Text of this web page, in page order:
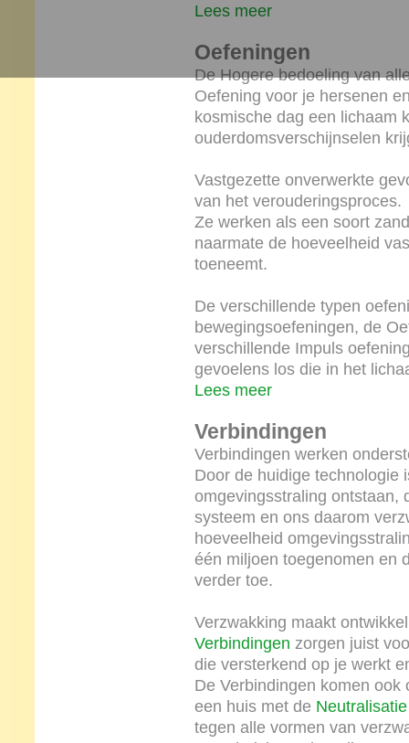
Lees meer
Oefeningen
De Hogere bedoeling van
Oefening voor je hersenen
kosmische dag een lichaam
ouderdomsverschijnselen
Vastgezette onverwerkte
van het verouderingsproces.
Ze werken als een soort
naarmate de hoeveelheid
toeneemt.
De verschillende typen
bewegingsoefeningen, de
verschillende Impuls
gevoelens los die in het
Lees meer
Verbindingen
Verbindingen werken
Door de huidige technologie
omgevingsstraling ontstaan,
systeem en ons daarom
hoeveelheid
één miljoen toegenomen en
verder toe.
Verzwakking maakt
Verbindingen zorgen juist
die versterkend op je werkt
De Verbindingen komen
een huis met de
tegen alle vormen van